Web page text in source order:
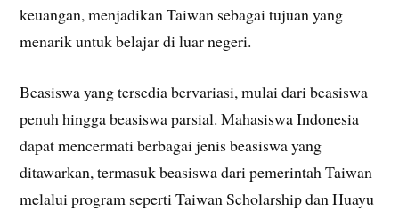
keuangan, menjadikan Taiwan sebagai tujuan yang
menarik untuk belajar di luar negeri.
Beasiswa yang tersedia bervariasi, mulai dari beasiswa
penuh hingga beasiswa parsial. Mahasiswa Indonesia
dapat mencermati berbagai jenis beasiswa yang
ditawarkan, termasuk beasiswa dari pemerintah Taiwan
melalui program seperti Taiwan Scholarship dan Huayu